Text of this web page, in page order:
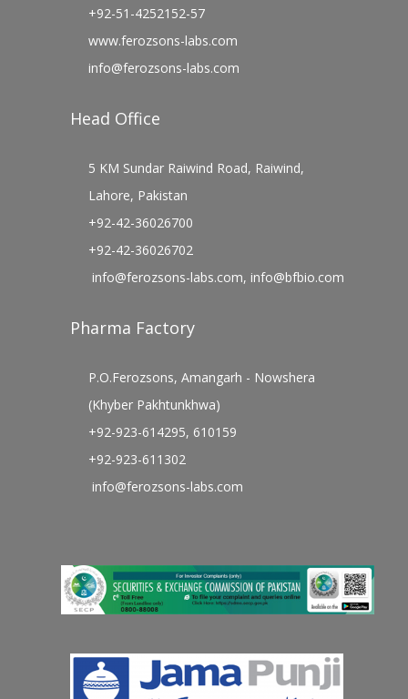
+92-51-4252152-57
www.ferozsons-labs.com
info@ferozsons-labs.com
Head Office
5 KM Sundar Raiwind Road, Raiwind,
Lahore, Pakistan
+92-42-36026700
+92-42-36026702
info@ferozsons-labs.com, info@bfbio.com
Pharma Factory
P.O.Ferozsons, Amangarh - Nowshera
(Khyber Pakhtunkhwa)
+92-923-614295, 610159
+92-923-611302
info@ferozsons-labs.com